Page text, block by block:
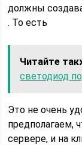
должны
. То есть
Читайте
светодиод
Это не очень
предполагаем,
сервере, и на